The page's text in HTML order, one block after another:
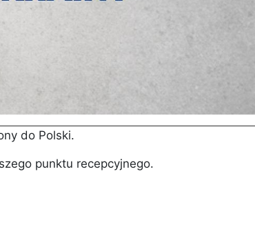
do Polski.
punktu recepcyjnego.